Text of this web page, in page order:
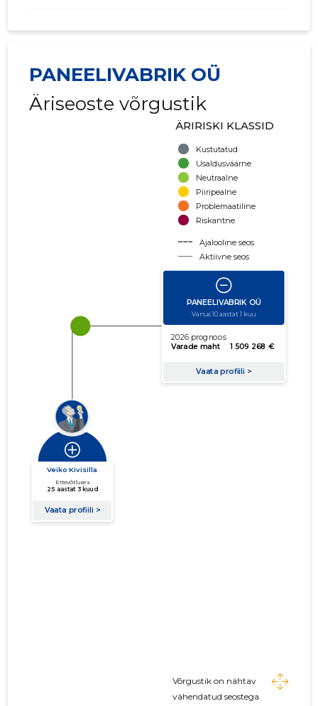
PANEELIVABRIK OÜ
Äriseoste võrgustik
ÄRIRISKI KLASSID
Kustutatud
Usaldusväärne
Neutraalne
Piiripealne
Problemaatiline
Riskantne
Ajalooline seos
Aktiivne seos
käibe suurus
võla suurus
Seoste laiendamine
Võrgustik on nähtav
vähendatud seostega